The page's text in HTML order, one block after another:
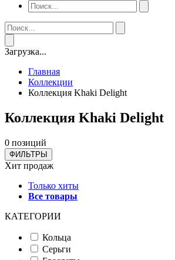
Загрузка...
Главная
Коллекции
Коллекция Khaki Delight
Коллекция Khaki Delight
0 позиций
ФИЛЬТРЫ
Хит продаж
Только хиты
Все товары
КАТЕГОРИИ
Кольца
Серьги